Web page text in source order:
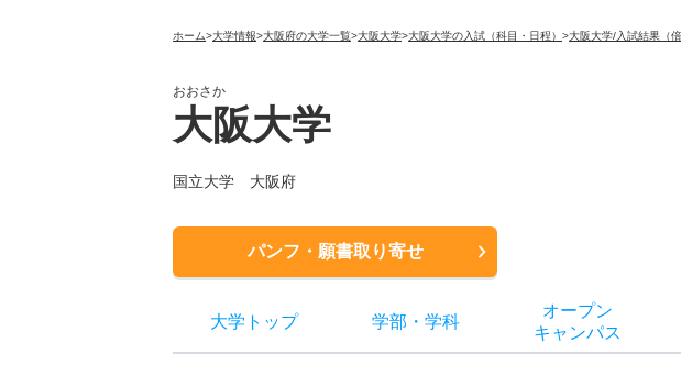
ホーム>大学情報>大阪府の大学一覧>大阪大学>大阪大学の入試（科目・日程） >大阪大学/入試結果（倍
おおさか
大阪大学
国立大学 大阪府
パンフ・願書取り寄せ
大学トップ 学部 ・ 学科
オープン
キャンパス